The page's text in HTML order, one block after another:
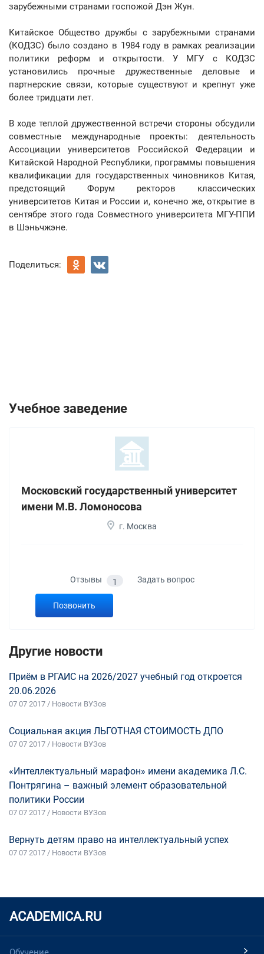
зарубежными странами госпожой Дэн Жун.
Китайское Общество дружбы с зарубежными странами
(КОДЗС) было создано в 1984 году в рамках реализации
политики реформ и открытости. У МГУ с КОДЗС
установились прочные дружественные деловые и
партнерские связи, которые существуют и крепнут уже
более тридцати лет.
В ходе теплой дружественной встречи стороны обсудили
совместные международные проекты: деятельность
Ассоциации университетов Российской Федерации и
Китайской Народной Республики, программы повышения
квалификации для государственных чиновников Китая,
предстоящий Форум ректоров классических
университетов Китая и России и, конечно же, открытие в
сентябре этого года Совместного университета МГУ-ППИ
в Шэньчжэне.
Поделиться:
Учебное заведение
Московский государственный университет
имени М.В. Ломоносова
г. Москва
Отзывы 1 Задать вопрос
Позвонить
Другие новости
Приём в РГАИС на 2026/2027 учебный год откроется
20.06.2026
07 07 2017 / Новости ВУЗов
Социальная акция ЛЬГОТНАЯ СТОИМОСТЬ ДПО
07 07 2017 / Новости ВУЗов
«Интеллектуальный марафон» имени академика Л.С.
Понтрягина – важный элемент образовательной
политики России
07 07 2017 / Новости ВУЗов
Вернуть детям право на интеллектуальный успех
07 07 2017 / Новости ВУЗов
ACADEMICA.RU